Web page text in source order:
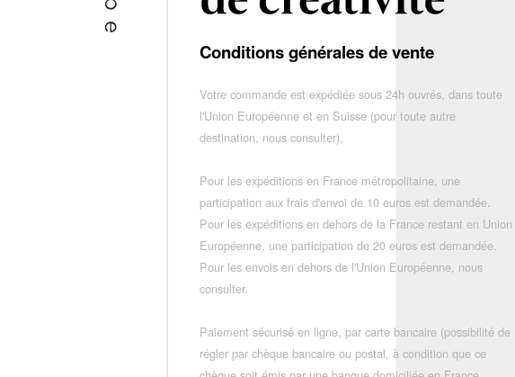
Conditions générales de vente
Votre commande est expédiée sous 24h ouvrés, dans toute
l'Union Européenne et en Suisse (pour toute autre
destination, nous consulter),
Pour les expéditions en France métropolitaine, une
participation aux frais d'envoi de 10 euros est demandée.
Pour les expéditions en dehors de la France restant en Union
Européenne, une participation de 20 euros est demandée.
Pour les envois en dehors de l'Union Européenne, nous
consulter.
Paiement sécurisé en ligne, par carte bancaire (possibilité de
régler par chèque bancaire ou postal, à condition que ce